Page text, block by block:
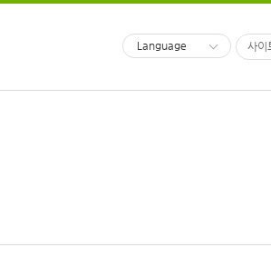
Language 사이